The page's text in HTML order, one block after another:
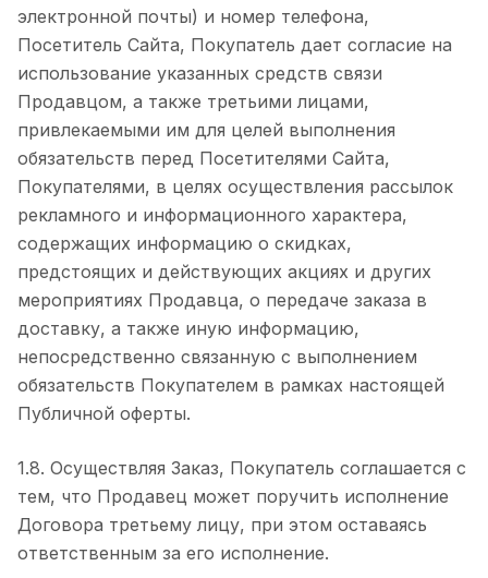
электронной почты) и номер телефона,
Посетитель Сайта, Покупатель дает согласие на
использование указанных средств связи
Продавцом, а также третьими лицами,
привлекаемыми им для целей выполнения
обязательств перед Посетителями Сайта,
Покупателями, в целях осуществления рассылок
рекламного и информационного характера,
содержащих информацию о скидках,
предстоящих и действующих акциях и других
мероприятиях Продавца, о передаче заказа в
доставку, а также иную информацию,
непосредственно связанную с выполнением
обязательств Покупателем в рамках настоящей
Публичной оферты.
1.8. Осуществляя Заказ, Покупатель соглашается с
тем, что Продавец может поручить исполнение
Договора третьему лицу, при этом оставаясь
ответственным за его исполнение.